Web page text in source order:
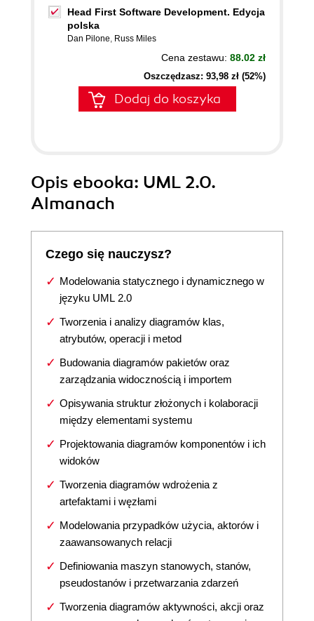
Head First Software Development. Edycja
polska
Dan Pilone, Russ Miles
Cena zestawu: 88.02 zł
Oszczędzasz: 93,98 zł (52%)
Dodaj do koszyka
Opis ebooka: UML 2.0.
Almanach
Czego się nauczysz?
Modelowania statycznego i dynamicznego w
języku UML 2.0
Tworzenia i analizy diagramów klas,
atrybutów, operacji i metod
Budowania diagramów pakietów oraz
zarządzania widocznością i importem
Opisywania struktur złożonych i kolaboracji
między elementami systemu
Projektowania diagramów komponentów i ich
widoków
Tworzenia diagramów wdrożenia z
artefaktami i węzłami
Modelowania przypadków użycia, aktorów i
zaawansowanych relacji
Definiowania maszyn stanowych, stanów,
pseudostanów i przetwarzania zdarzeń
Tworzenia diagramów aktywności, akcji oraz